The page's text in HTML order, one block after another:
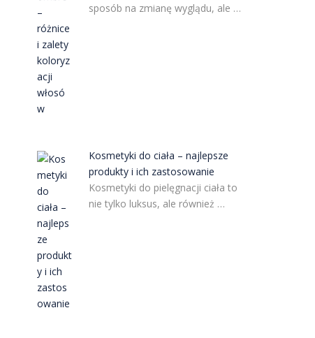
sposób na zmianę wyglądu, ale …
Kosmetyki do ciała – najlepsze
produkty i ich zastosowanie
Kosmetyki do pielęgnacji ciała to
nie tylko luksus, ale również …